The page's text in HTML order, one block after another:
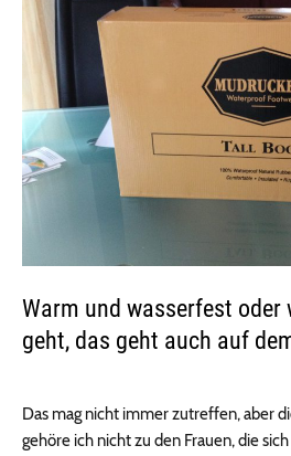
Warm und wasserfest oder
geht, das geht auch auf
Das mag nicht immer zutreffen, aber
gehöre ich nicht zu den Frauen, die